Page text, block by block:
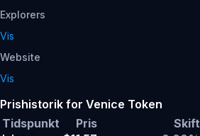
Explorers
Vis
Website
Vis
Prishistorik for Venice Token
Tidspunkt
Pris Skift